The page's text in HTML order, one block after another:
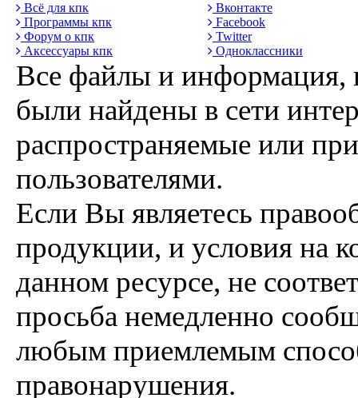
Всё для кпк
Программы кпк
Форум о кпк
Аксессуары кпк
Вконтакте
Facebook
Twitter
Одноклассники
Все файлы и информация,
были найдены в сети
распространяемые или
пользователями.
Если Вы являетесь
продукции, и условия на
данном ресурсе, не
просьба немедленно
любым приемлемым
правонарушения.